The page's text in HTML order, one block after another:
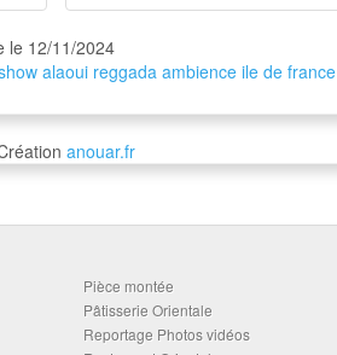
le 12/11/2024
alaoui reggada ambience ile de france
anouar.fr
Pièce montée
Pâtisserie Orientale
Reportage Photos vidéos